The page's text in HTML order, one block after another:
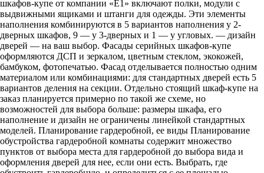
шкафов-купе от компании «Е1» включают полки, модули с
выдвижными ящиками и штанги для одежды. Эти элементы
наполнения комбинируются в 5 вариантов наполнения у 2-
дверных шкафов, 9 — у 3-дверных и 1 — у угловых. — дизайн
дверей — на ваш выбор. Фасады серийных шкафов-купе
оформляются ДСП и зеркалом, цветным стеклом, экокожей,
бамбуком, фотопечатью. Фасад отделывается полностью одним
материалом или комбинациями: для стандартных дверей есть 5
вариантов деления на секции. Отдельно стоящий шкаф-купе на
заказ планируется примерно по такой же схеме, но
возможностей для выбора больше: размеры шкафа, его
наполнение и дизайн не ограничены линейкой стандартных
моделей. Планирование гардеробной, ее виды Планирование
обустройства гардеробной комнаты содержит множество
пунктов от выбора места для гардеробной до выбора вида и
оформления дверей для нее, если они есть. Выбрать, где